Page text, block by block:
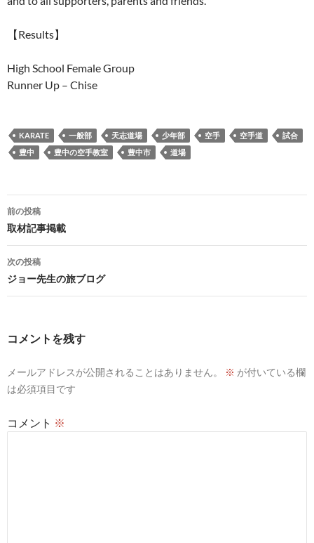
【Results】
High School Female Group
Runner Up – Chise
KARATE 一般部 天志道場 少年部 空手 空手道
試合
豊中
豊中の空手教室 豊中市 道場
投
稿
ナ
ビ
ゲ
ョ
前の投稿
取材記事掲載
次の投稿
ジョー先生の旅ブログ
コメントを残す
メールアドレスが公開されることはありません。 ※ が付いている欄
は必須項目です
コメント ※